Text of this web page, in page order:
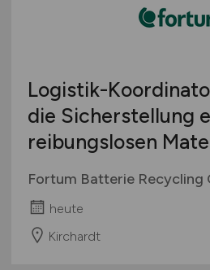
Logistik-
die Sicherstellung
reibungslosen
Fortum Batterie Recycling
heute
Kirchardt